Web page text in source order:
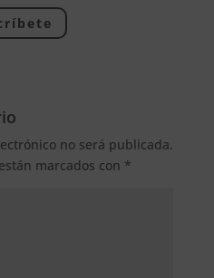
no será publicada.
marcados con *